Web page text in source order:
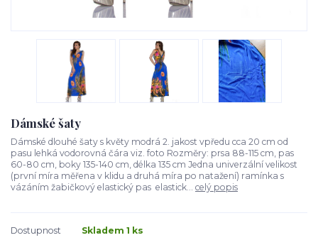
Dámské šaty
Dámské dlouhé šaty s květy modrá 2. jakost vpředu cca 20 cm od
pasu lehká vodorovná čára viz. foto Rozměry: prsa 88-115 cm, pas
60-80 cm, boky 135-140 cm, délka 135 cm Jedna univerzální velikost
(první míra měřena v klidu a druhá míra po natažení) ramínka s
vázáním žabičkový elastický pas elastick... celý popis
Dostupnost
Skladem 1 ks